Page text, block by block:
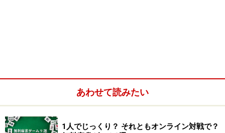
あわせて読みたい
1人でじっくり？ それともオンライン対戦で？